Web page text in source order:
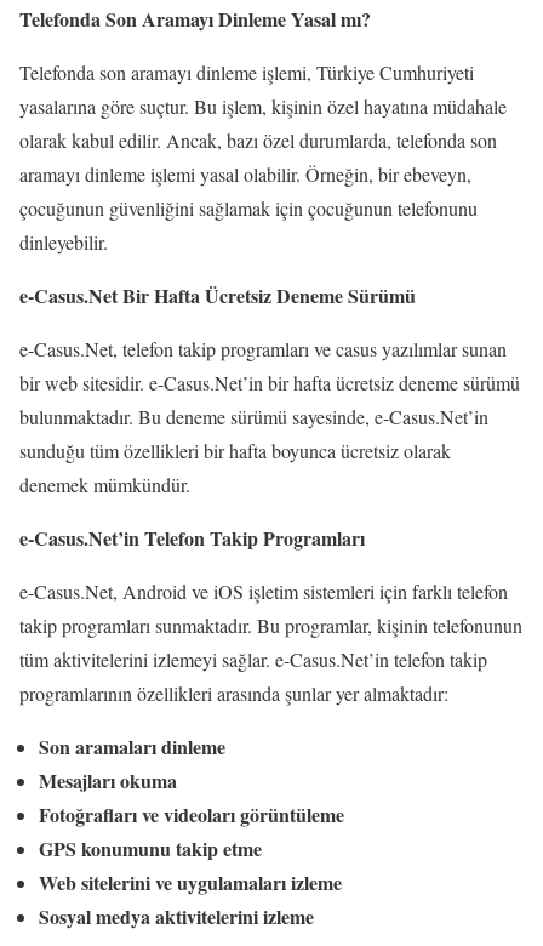
Telefonda Son Aramayı Dinleme Yasal mı?
Telefonda son aramayı dinleme işlemi, Türkiye Cumhuriyeti
yasalarına göre suçtur. Bu işlem, kişinin özel hayatına müdahale
olarak kabul edilir. Ancak, bazı özel durumlarda, telefonda son
aramayı dinleme işlemi yasal olabilir. Örneğin, bir ebeveyn,
çocuğunun güvenliğini sağlamak için çocuğunun telefonunu
dinleyebilir.
e-Casus.Net Bir Hafta Ücretsiz Deneme Sürümü
e-Casus.Net, telefon takip programları ve casus yazılımlar sunan
bir web sitesidir. e-Casus.Net’in bir hafta ücretsiz deneme sürümü
bulunmaktadır. Bu deneme sürümü sayesinde, e-Casus.Net’in
sunduğu tüm özellikleri bir hafta boyunca ücretsiz olarak
denemek mümkündür.
e-Casus.Net’in Telefon Takip Programları
e-Casus.Net, Android ve iOS işletim sistemleri için farklı telefon
takip programları sunmaktadır. Bu programlar, kişinin telefonunun
tüm aktivitelerini izlemeyi sağlar. e-Casus.Net’in telefon takip
programlarının özellikleri arasında şunlar yer almaktadır:
Son aramaları dinleme
Mesajları okuma
Fotoğrafları ve videoları görüntüleme
GPS konumunu takip etme
Web sitelerini ve uygulamaları izleme
Sosyal medya aktivitelerini izleme